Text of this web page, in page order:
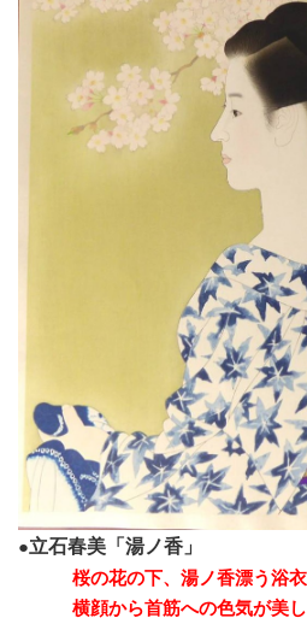
●立石春美「湯ノ香」
桜の花の下、湯ノ香漂う浴衣
横顔から首筋への色気が美